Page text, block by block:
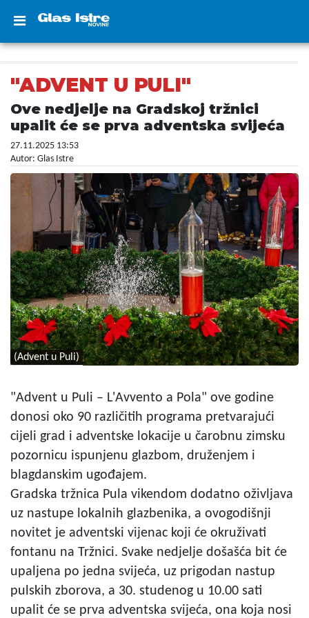
"ADVENT U PULI"
Ove nedjelje na Gradskoj tržnici
upalit će se prva adventska svijeća
27.11.2025 13:53
Autor: Glas Istre
(Advent u Puli)
"Advent u Puli – L'Avvento a Pola" ove godine
donosi oko 90 različitih programa pretvarajući
cijeli grad i adventske lokacije u čarobnu zimsku
pozornicu ispunjenu glazbom, druženjem i
blagdanskim ugođajem.
Gradska tržnica Pula vikendom dodatno oživljava
uz nastupe lokalnih glazbenika, a ovogodišnji
novitet je adventski vijenac koji će okruživati
fontanu na Tržnici. Svake nedjelje došašća bit će
upaljena po jedna svijeća, uz prigodan nastup
pulskih zborova, a 30. studenog u 10.00 sati
upalit će se prva adventska svijeća, ona koja nosi